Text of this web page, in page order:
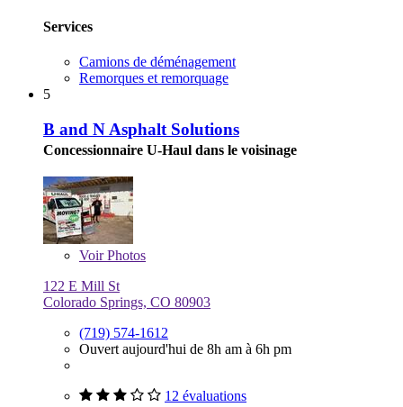
Services
Camions de déménagement
Remorques et remorquage
5
B and N Asphalt Solutions
Concessionnaire U-Haul dans le voisinage
VoirPhotos
122 E Mill St
Colorado Springs, CO 80903
(719) 574-1612
Ouvert aujourd'hui de 8h am à 6h pm
12 évaluations